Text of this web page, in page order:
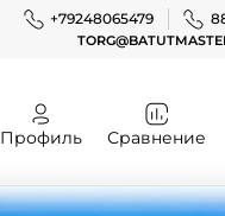
+79248065479
Профиль Сравнение